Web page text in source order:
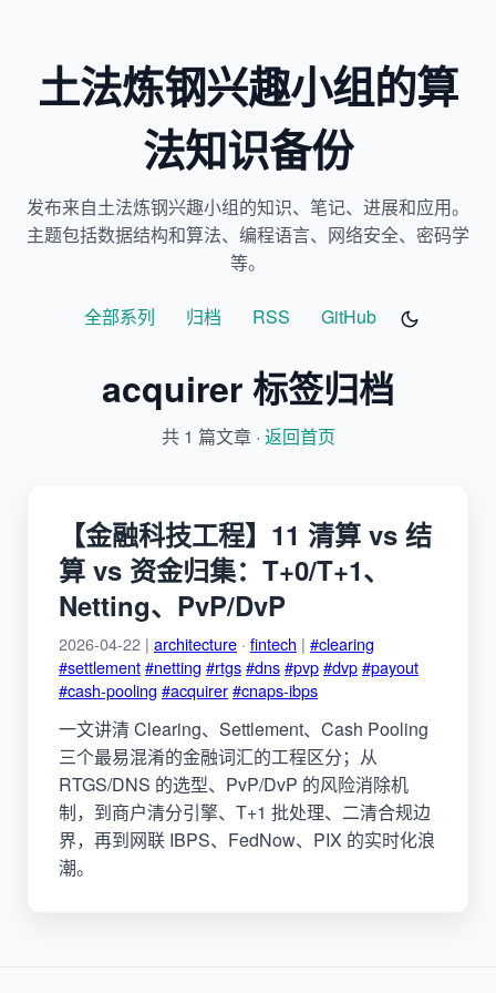
土法炼钢兴趣小组的算
法知识备份
发布来自土法炼钢兴趣小组的知识、笔记、进展和应用。
主题包括数据结构和算法、编程语言、网络安全、密码学
等。
全部系列 归档 RSS GitHub
acquirer 标签归档
共 1 篇文章 · 返回首页
【金融科技工程】11 清算 vs 结
算 vs 资金归集：T+0/T+1、
Netting、PvP/DvP
2026-04-22 | architecture · fintech | #clearing
#settlement#netting #rtgs#dns#pvp#dvp#payout
#cash-pooling #acquirer#cnaps-ibps
一文讲清 Clearing、Settlement、Cash Pooling
三个最易混淆的金融词汇的工程区分；从
RTGS/DNS 的选型、PvP/DvP 的风险消除机
制，到商户清分引擎、T+1 批处理、二清合规边
界，再到网联 IBPS、FedNow、PIX 的实时化浪
潮。